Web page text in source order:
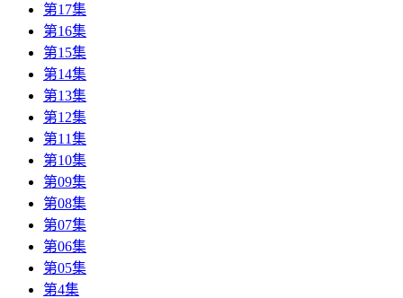
第17集
第16集
第15集
第14集
第13集
第12集
第11集
第10集
第09集
第08集
第07集
第06集
第05集
第4集